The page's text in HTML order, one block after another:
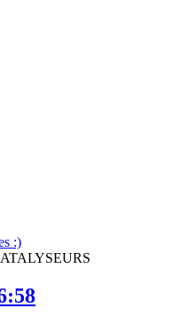
:)